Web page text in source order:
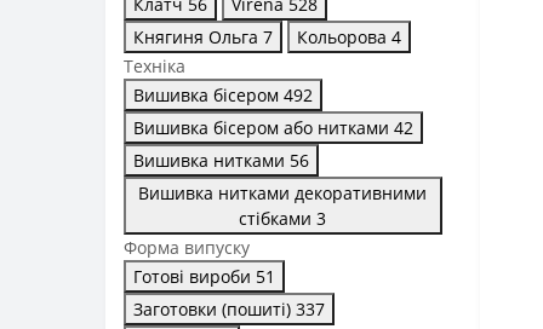
Княгиня Ольга 7 Кольорова 4
Техніка
Вишивка бісером 492
Вишивка бісером або нитками 42
Вишивка нитками 56
Вишивка нитками декоративними
стібками 3
Форма випуску
Готові вироби 51
Заготовки (пошиті) 337